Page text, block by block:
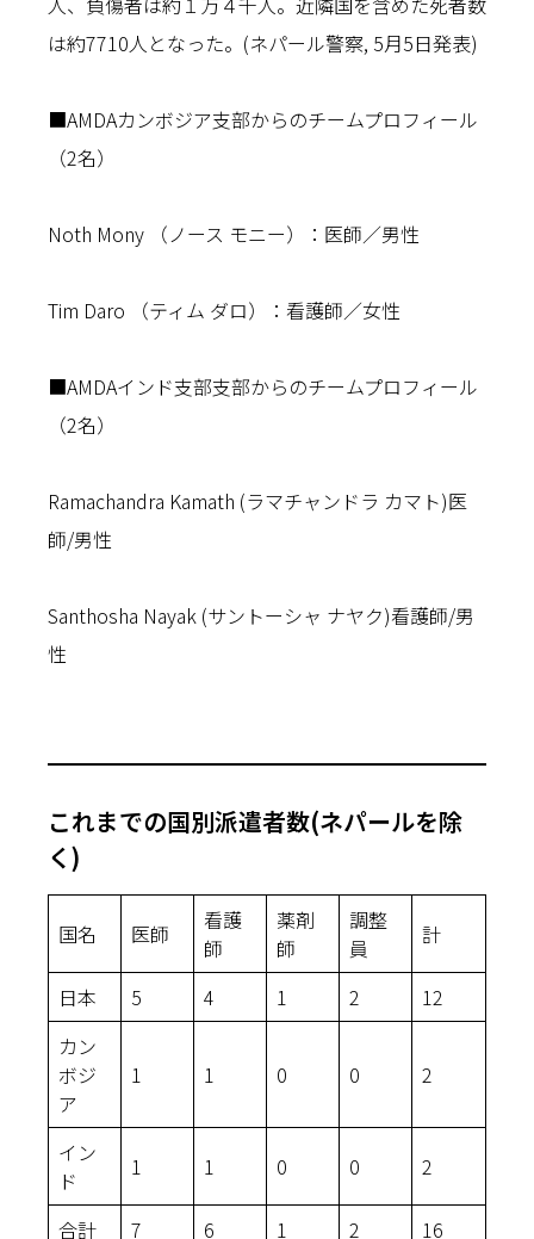
は約7710人となった。(ネパール警察, 5月5日発表)
■AMDAカンボジア支部からのチームプロフィール
（2名）
Noth Mony （ノース モニー）：医師／男性
Tim Daro （ティム ダロ）：看護師／女性
■AMDAインド支部支部からのチームプロフィール
（2名）
Ramachandra Kamath (ラマチャンドラ カマト)医
師/男性
Santhosha Nayak (サントーシャ ナヤク)看護師/男
性
これまでの国別派遣者数(ネパールを除
く)
国名 医師
看護
師
薬剤
師
調整
員
計
日本 5 4 1 2
12
カン
ボジ
ア
1 1 0 0 2
イン
ド
1 1 0 0 2
合計 7 6 1 2 16